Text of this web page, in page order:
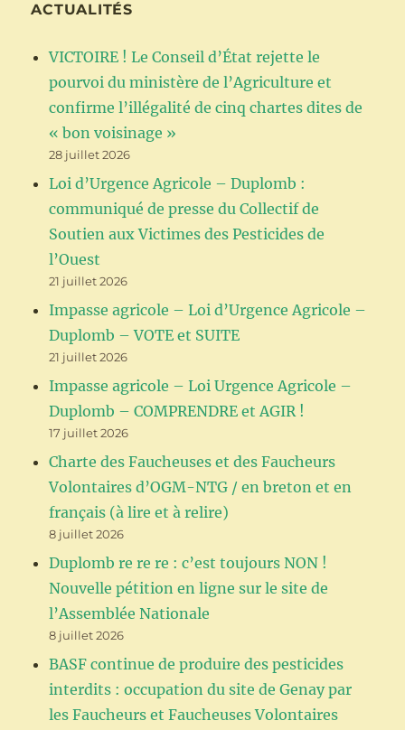
2023
ACTUALITÉS
VICTOIRE ! Le Conseil d’État rejette le
pourvoi du ministère de l’Agriculture et
confirme l’illégalité de cinq chartes dites de
« bon voisinage »
28 juillet 2026
Loi d’Urgence Agricole – Duplomb :
communiqué de presse du Collectif de
Soutien aux Victimes des Pesticides de
l’Ouest
21 juillet 2026
Impasse agricole – Loi d’Urgence Agricole –
Duplomb – VOTE et SUITE
21 juillet 2026
Impasse agricole – Loi Urgence Agricole –
Duplomb – COMPRENDRE et AGIR !
17 juillet 2026
Charte des Faucheuses et des Faucheurs
Volontaires d’OGM-NTG / en breton et en
français (à lire et à relire)
8 juillet 2026
Duplomb re re re : c’est toujours NON !
Nouvelle pétition en ligne sur le site de
l’Assemblée Nationale
8 juillet 2026
BASF continue de produire des pesticides
interdits : occupation du site de Genay par
les Faucheurs et Faucheuses Volontaires